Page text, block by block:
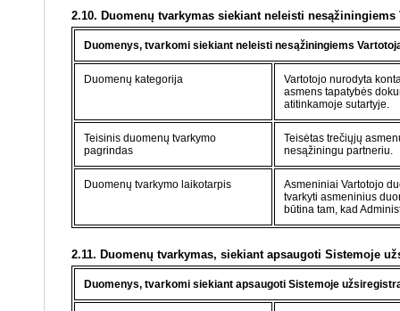
2.10. Duomenų tvarkymas siekiant neleisti
Duomenys, tvarkomi siekiant neleisti nesąžiningiems
Duomenų kategorija
Vartotojo nurodyta
asmens tapatybės
atitinkamoje sutartyje.
Teisinis duomenų tvarkymo
pagrindas
Teisėtas trečiųjų
nesąžiningu partneriu.
Duomenų tvarkymo laikotarpis
Asmeniniai Vartotojo
tvarkyti asmeninius
būtina tam, kad
2.11. Duomenų tvarkymas, siekiant apsaugoti Sistemoje
Duomenys, tvarkomi siekiant apsaugoti Sistemoje